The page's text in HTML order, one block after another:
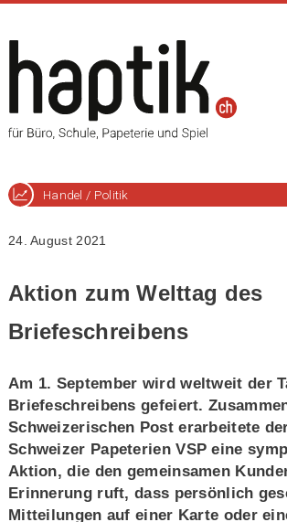
Handel / Politik
24. August 2021
Aktion zum Welttag des
Briefeschreibens
Am 1. September wird weltweit der
Briefeschreibens gefeiert.
Schweizerischen Post erarbeitete
Schweizer Papeterien VSP eine
Aktion, die den gemeinsamen
Erinnerung ruft, dass persönlich
Mitteilungen auf einer Karte oder